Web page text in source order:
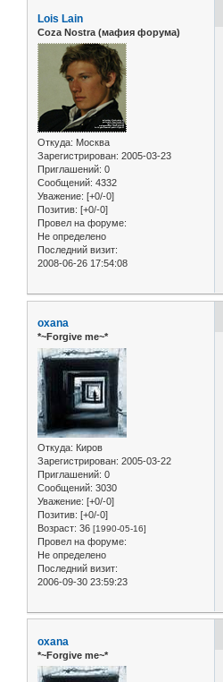
Lois Lain
Coza Nostra (мафия форума)
Откуда: Москва
Зарегистрирован: 2005-03-23
Приглашений: 0
Сообщений: 4332
Уважение: [+0/-0]
Позитив: [+0/-0]
Провел на форуме:
Не определено
Последний визит:
2008-06-26 17:54:08
oxana
*~Forgive me~*
Откуда: Киров
Зарегистрирован: 2005-03-22
Приглашений: 0
Сообщений: 3030
Уважение: [+0/-0]
Позитив: [+0/-0]
Возраст: 36 [1990-05-16]
Провел на форуме:
Не определено
Последний визит:
2006-09-30 23:59:23
oxana
*~Forgive me~*